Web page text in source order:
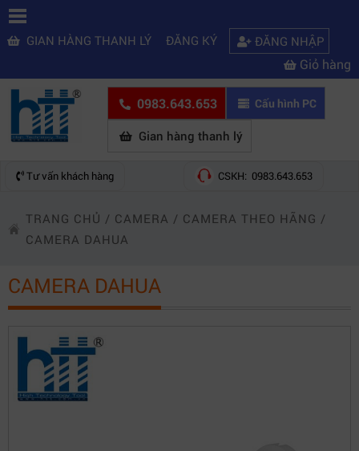
GIAN HÀNG THANH LÝ ĐĂNG KÝ ĐĂNG NHẬP
Giỏ hàng
0983.643.653 Cấu hình PC
Gian hàng thanh lý
Tư vấn khách hàng CSKH: 0983.643.653
TRANG CHỦ / CAMERA / CAMERA THEO HÃNG /
CAMERA DAHUA
CAMERA DAHUA